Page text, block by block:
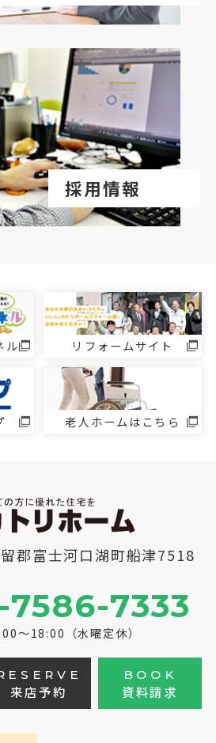
採用情報
ル リフォームサイト
老人ホームはこちら
郡富士河口湖町船津7518
7333
～18:00（水曜定休）
来店予約
BOOK
資料請求